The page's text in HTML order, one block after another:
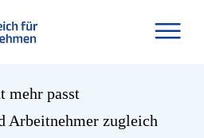
mehr passt
Arbeitnehmer zugleich